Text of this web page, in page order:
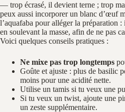
— trop écrasé, il devient terne ; trop
peux aussi incorporer un blanc d’œuf
l’aquafaba pour alléger la préparation
en soulevant la masse, afin de ne pas
Voici quelques conseils pratiques :
Ne mixe pas trop longtemps
Goûte et ajuste : plus de basilic
moins pour une acidité nette.
Utilise un tamis si tu veux une
Si tu veux un twist, ajoute une
un zeste supplémentaire.